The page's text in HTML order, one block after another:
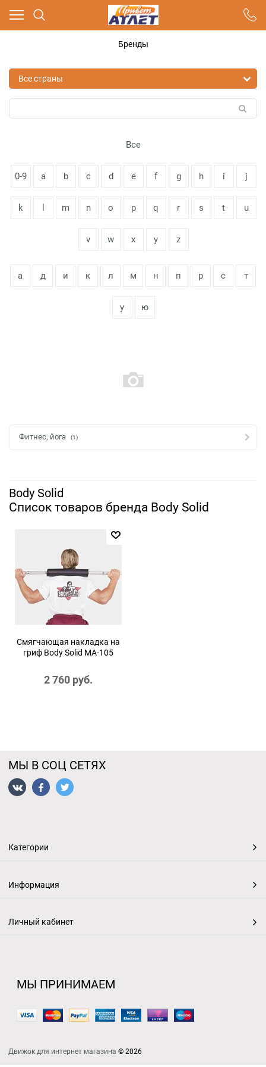
Бренды
Все
0-9 a b c d e f g h i j
k m n o p q r s t u
v w x y z
а д и к л м н п р с т
у ю
Фитнес, йога (1)
Body Solid
Список товаров бренда Body Solid
Смягчающая накладка на
гриф Body Solid MA-105
2 760 руб.
МЫ В СОЦ СЕТЯХ
Категории
Информация
Личный кабинет
МЫ ПРИНИМАЕМ
Движок для интернет магазина © 2026
Ваш город - Москва,
угадали?